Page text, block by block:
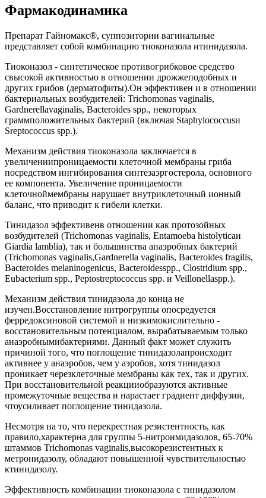
Фармакодинамика
Препарат Гайномакс®, суппозитории вагинальные
представляет собой комбинацию тиоконазола итинидазола.
Тиоконазол - синтетическое противогрибковое средство
свысокой активностью в отношении дрожжеподобных и
других грибов (дерматофиты).Он эффективен и в отношении
бактериальных возбудителей: Trichomonas vaginalis,
Gardnerellavaginalis, Bacteroides spp., некоторых
граммположительных бактерий (включая Staphylococcusи
Sreptococcus spp.).
Механизм действия тиоконазола заключается в
увеличениипроницаемости клеточной мембраны гриба
посредством ингибирования синтезаэргостерола, основного
ее компонента. Увеличение проницаемости
клеточноймембраны нарушает внутриклеточный ионный
баланс, что приводит к гибели клетки.
Тинидазол эффективенв отношении как протозойных
возбудителей (Trichomonas vaginalis, Entamoeba histolyticaи
Giardia lamblia), так и большинства анаэробных бактерий
(Trichomonas vaginalis,Gardnerella vaginalis, Bacteroides fragilis,
Bacteroides melaninogenicus, Bacteroidesspp., Clostridium spp.,
Eubacterium spp., Peptostreptococcus spp. и Veillonellaspp.).
Механизм действия тинидазола до конца не
изучен.Восстановление нитрогруппы опосредуется
ферредоксиновой системой и низкимокислительно -
восстановительным потенциалом, вырабатываемым только
анаэробнымибактериями. Данный факт может служить
причиной того, что поглощение тинидазолапроисходит
активнее у анаэробов, чем у аэробов, хотя тинидазол
проникает черезклеточные мембраны как тех, так и других.
При восстановительной реакцииобразуются активные
промежуточные вещества и нарастает градиент диффузии,
чтоусиливает поглощение тинидазола.
Несмотря на то, что перекрестная резистентность, как
правило,характерна для группы 5-нитроимидазолов, 65-70%
штаммов Trichomonas vaginalis,высокорезистентных к
метронидазолу, обладают повышенной чувствительностью
ктинидазолу.
Эффективность комбинации тиоконазола с тинидазолом